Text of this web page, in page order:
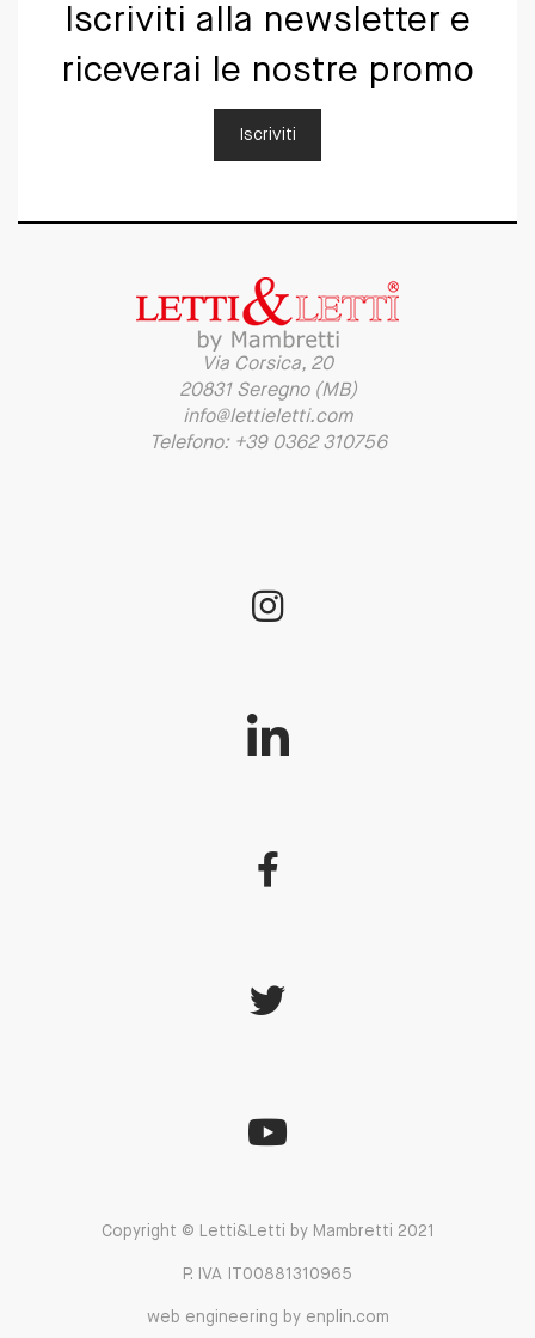
Iscriviti alla newsletter e
riceverai le nostre promo
Iscriviti
Via Corsica, 20
20831 Seregno (MB)
info@lettieletti.com
Telefono: +39 0362 310756
Copyright © Letti&Letti by Mambretti 2021
P. IVA IT00881310965
web engineering by enplin.com